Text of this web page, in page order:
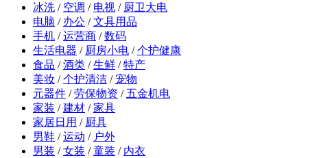
冰洗 / 空调 / 电视 / 厨卫大电
电脑 / 办公 / 文具用品
手机 / 运营商 / 数码
生活电器 / 厨房小电 / 个护健康
食品 / 酒类 / 生鲜 / 特产
美妆 / 个护清洁 / 宠物
元器件 / 劳保物资 / 五金机电
家装 / 建材 / 家具
家居日用 / 厨具
男鞋 / 运动 / 户外
男装 / 女装 / 童装 / 内衣